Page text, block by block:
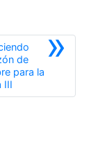
»
de
para la
III